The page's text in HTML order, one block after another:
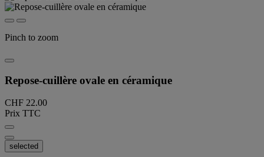
Pinch to zoom
Repose-cuillère ovale en céramique
CHF 22.00
Prix TTC
selected